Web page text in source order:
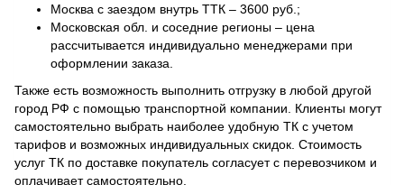
Москва с заездом внутрь ТТК – 3600 руб.;
Московская обл. и соседние регионы – цена
рассчитывается индивидуально менеджерами при
оформлении заказа.
Также есть возможность выполнить отгрузку в любой другой
город РФ с помощью транспортной компании. Клиенты могут
самостоятельно выбрать наиболее удобную ТК с учетом
тарифов и возможных индивидуальных скидок. Стоимость
услуг ТК по доставке покупатель согласует с перевозчиком и
оплачивает самостоятельно.